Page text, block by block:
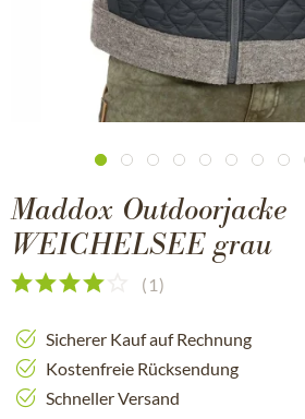
Maddox Outdoorjacke
WEICHELSEE grau
( 1)
Sicherer Kauf auf Rechnung
Kostenfreie Rücksendung
Schneller Versand